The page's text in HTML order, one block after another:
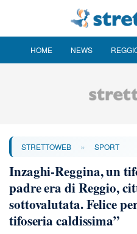
HOME NEWS
STRETTOWEB » SPORT
Inzaghi-Reggina, un
padre era di Reggio,
sottovalutata. Felice
tifoseria caldissima”